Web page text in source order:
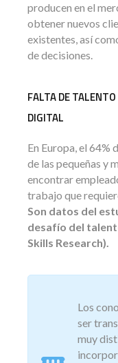
producen en el
obtener nuevos
existentes, así
de decisiones.
FALTA DE
DIGITAL
En Europa, el 64%
de las pequeñas y
encontrar
trabajo que
Son datos del
desafío del
Skills Research).
Los
ser
muy